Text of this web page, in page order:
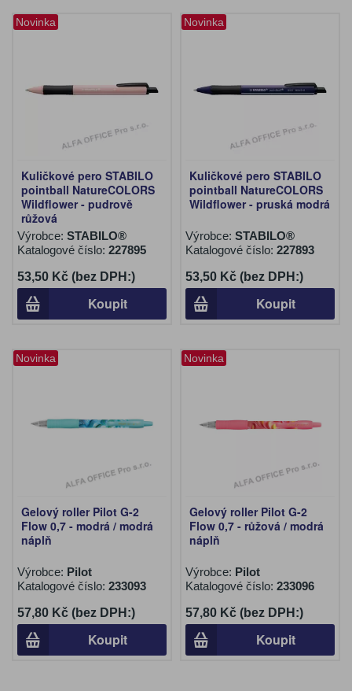
Novinka
Kuličkové pero STABILO
pointball NatureCOLORS
Wildflower - pudrově
růžová
Výrobce: STABILO®
Katalogové číslo: 227895
53,50 Kč (bez DPH:)
Koupit
Novinka
Kuličkové pero STABILO
pointball NatureCOLORS
Wildflower - pruská modrá
Výrobce: STABILO®
Katalogové číslo: 227893
53,50 Kč (bez DPH:)
Koupit
Novinka
Gelový roller Pilot G-2
Flow 0,7 - modrá / modrá
náplň
Výrobce: Pilot
Katalogové číslo: 233093
57,80 Kč (bez DPH:)
Koupit
Novinka
Gelový roller Pilot G-2
Flow 0,7 - růžová / modrá
náplň
Výrobce: Pilot
Katalogové číslo: 233096
57,80 Kč (bez DPH:)
Koupit